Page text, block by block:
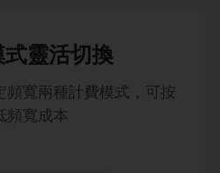
靈活切換
頻寬兩種計費模式，可按
頻寬成本